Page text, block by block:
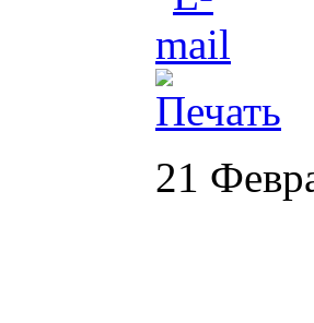
21